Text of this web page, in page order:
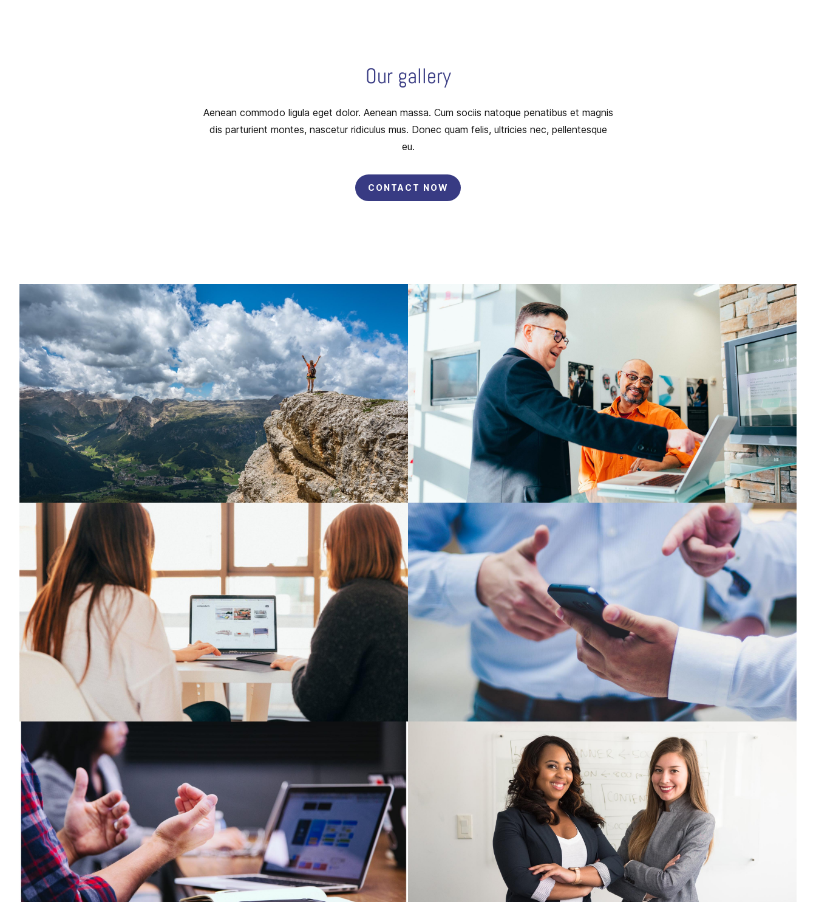
Our gallery
Aenean commodo ligula eget dolor. Aenean massa. Cum sociis natoque penatibus et magnis
dis parturient montes, nascetur ridiculus mus. Donec quam felis, ultricies nec, pellentesque
eu.
CONTACT NOW